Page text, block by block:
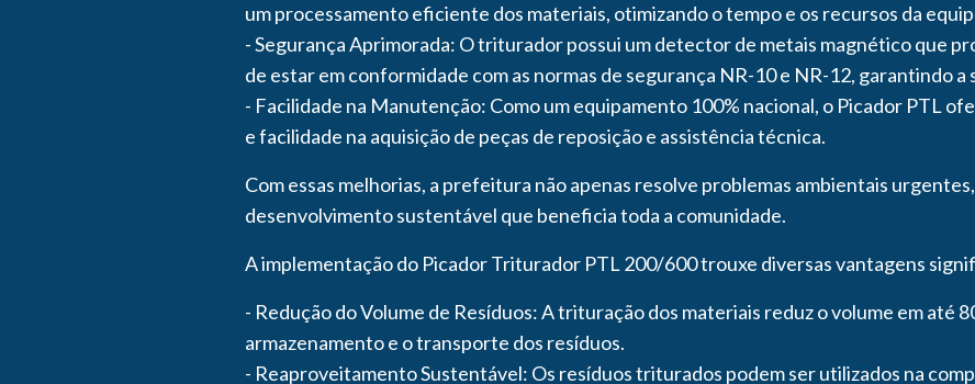
um processamento eficiente dos materiais, otimizando o tempo e os recursos da
- Segurança Aprimorada: O triturador possui um detector de metais magnético que
de estar em conformidade com as normas de segurança NR-10 e NR-12, garantindo
- Facilidade na Manutenção: Como um equipamento 100% nacional, o Picador PTL
e facilidade na aquisição de peças de reposição e assistência técnica.
Com essas melhorias, a prefeitura não apenas resolve problemas ambientais
desenvolvimento sustentável que beneficia toda a comunidade.
A implementação do Picador Triturador PTL 200/600 trouxe diversas vantagens
- Redução do Volume de Resíduos: A trituração dos materiais reduz o volume em até
armazenamento e o transporte dos resíduos.
- Reaproveitamento Sustentável: Os resíduos triturados podem ser utilizados na